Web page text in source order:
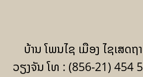
ບ້ານ ໂພນໄຊ ເມືອງ ໄຊເສດ
ວຽງຈັນ ໂທ : (856-21) 454